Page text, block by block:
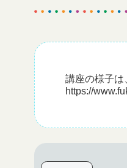
講座の様子は
https://